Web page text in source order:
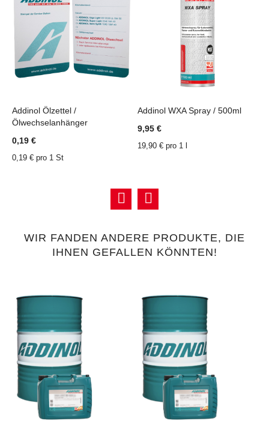
ZU ZU
Addinol Ölzettel /
Ölwechselanhänger
0,19 €
0,19 € pro 1 St
HINZUFÜGEN
HINZUFÜGEN
Addinol WXA Spray / 500ml
9,95 €
19,90 € pro 1 l
WIR FANDEN ANDERE PRODUKTE, DIE
IHNEN GEFALLEN KÖNNTEN!